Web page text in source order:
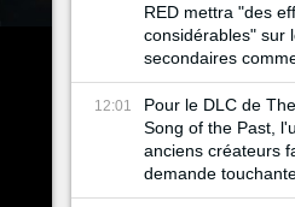
RED mettra "des
considérables" sur
secondaires
Witcher 3
12:01
Pour le DLC de
Song of the Past,
anciens créateurs
demande
Projekt RED